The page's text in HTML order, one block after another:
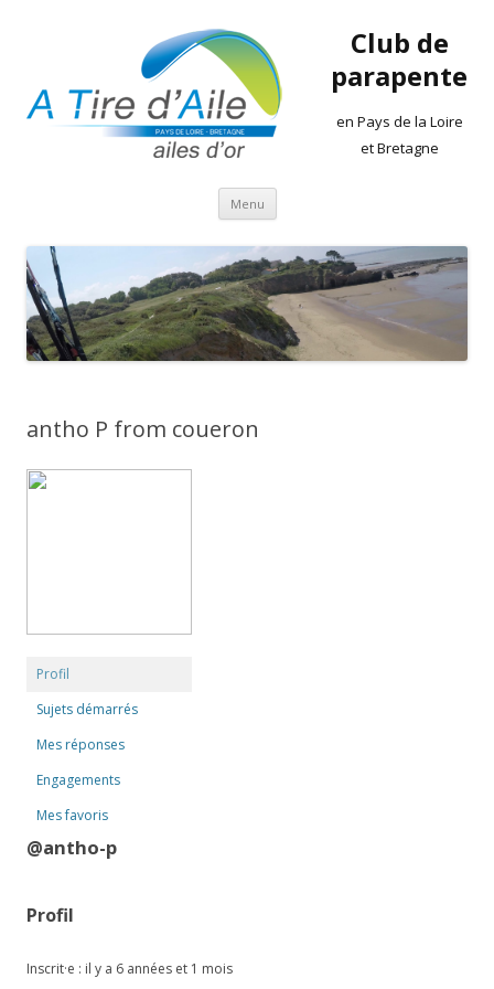
Club de
parapente
en Pays de la Loire
et Bretagne
Menu Aller
contenu
antho P from coueron
Profil
Sujets démarrés
Mes réponses
Engagements
Mes favoris
@antho-p
Profil
Inscrit·e : il y a 6 années et 1 mois